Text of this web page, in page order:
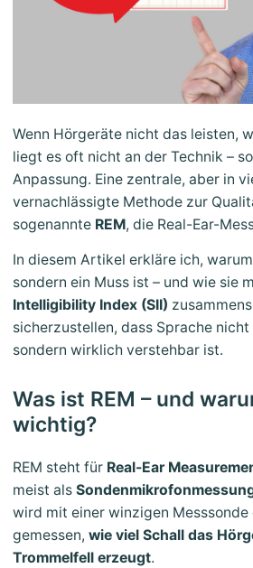
Wenn Hörgeräte nicht das leisten,
liegt es oft nicht an der Technik –
Anpassung. Eine zentrale, aber in
vernachlässigte Methode zur
sogenannte REM, die Real-Ear-
In diesem Artikel erkläre ich,
sondern ein Muss ist – und wie sie
Intelligibility Index (SII)
sicherzustellen, dass Sprache
sondern wirklich verstehbar ist.
Was ist REM – und
wichtig?
REM steht für Real-Ear
meist als
wird mit einer winzigen
gemessen, wie viel Schall das
Trommelfell erzeugt.